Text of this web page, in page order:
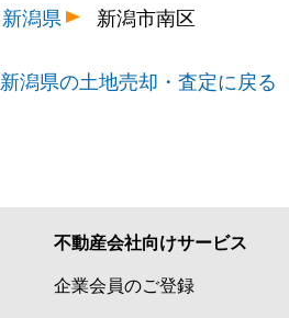
新潟県 新潟市南区
新潟県の土地売却・査定に戻る
不動産会社向けサービス
企業会員のご登録